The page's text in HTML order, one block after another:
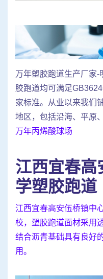
万年塑胶跑道生产厂家-
胶跑道均可满足
家标准。从业以来我们
地区，包括沿海、平原
万年丙烯酸球场
江西宜春高
学塑胶跑道
江西宜春高安伍桥镇中
校，塑胶跑道面材采用
结合沥青基础具有良好
用。